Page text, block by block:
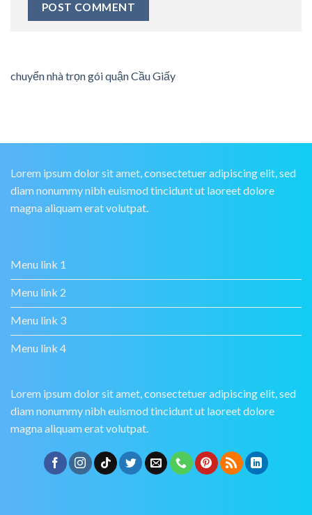
chuyển nhà trọn gói quận Cầu Giấy
Lorem ipsum dolor sit amet, consectetuer adipiscing elit, sed
diam nonummy nibh euismod tincidunt ut laoreet dolore
magna aliquam erat volutpat.
Menu link 1
Menu link 2
Menu link 3
Menu link 4
Lorem ipsum dolor sit amet, consectetuer adipiscing elit, sed
diam nonummy nibh euismod tincidunt ut laoreet dolore
magna aliquam erat volutpat.